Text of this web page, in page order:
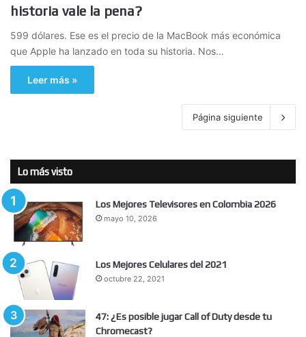
historia vale la pena?
599 dólares. Ese es el precio de la MacBook más económica
que Apple ha lanzado en toda su historia. Nos…
Leer más »
Página siguiente
Lo más visto
Los Mejores Televisores en Colombia 2026
mayo 10, 2026
Los Mejores Celulares del 2021
octubre 22, 2021
47: ¿Es posible jugar Call of Duty desde tu
Chromecast?